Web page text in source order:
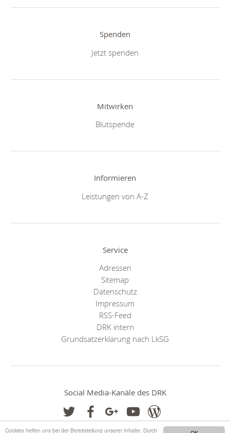
Cookies helfen uns bei der Bereitstellung unserer Inhalte. Durch
Spenden
Jetzt spenden
Mitwirken
Blutspende
Informieren
Leistungen von A-Z
Service
Adressen
Sitemap
Datenschutz
Impressum
RSS-Feed
DRK intern
Grundsatzerklärung nach LkSG
Social Media-Kanäle des DRK